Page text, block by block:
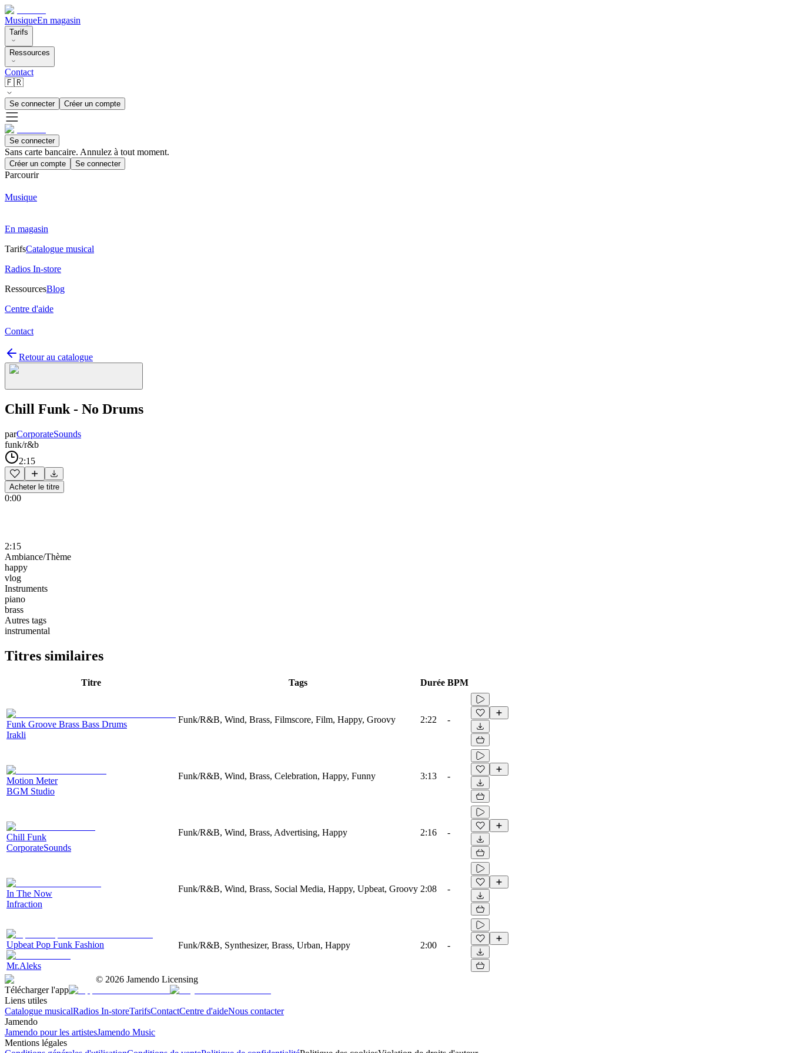
MusiqueEn magasin
Tarifs
Ressources
Contact
🇫🇷
Se connecter Créer un compte
Se connecter
Sans carte bancaire. Annulez à tout moment.
Créer un compte Se connecter
Parcourir
Musique
En magasin
TarifsCatalogue musical
Radios In-store
RessourcesBlog
Centre d'aide
Contact
Retour au catalogue
Chill Funk - No Drums
parCorporateSounds
funk/r&b
2:15
Acheter le titre
0:00
2:15
Ambiance/Thème
happy
vlog
Instruments
piano
brass
Autres tags
instrumental
Titres similaires
Titre Tags Durée BPM
Funk Groove Brass Bass Drums
Irakli
Funk/R&B, Wind, Brass, Filmscore, Film, Happy, Groovy 2:22 -
Motion Meter
BGM Studio
Funk/R&B, Wind, Brass, Celebration, Happy, Funny 3:13 -
Chill Funk
CorporateSounds
Funk/R&B, Wind, Brass, Advertising, Happy 2:16 -
In The Now
Infraction
Funk/R&B, Wind, Brass, Social Media, Happy, Upbeat, Groovy 2:08 -
Upbeat Pop Funk Fashion
Mr.Aleks
Funk/R&B, Synthesizer, Brass, Urban, Happy 2:00 -
© 2026 Jamendo Licensing
Télécharger l'app
Liens utiles
Catalogue musicalRadios In-storeTarifsContactCentre d'aideNous contacter
Jamendo
Jamendo pour les artistesJamendo Music
Mentions légales